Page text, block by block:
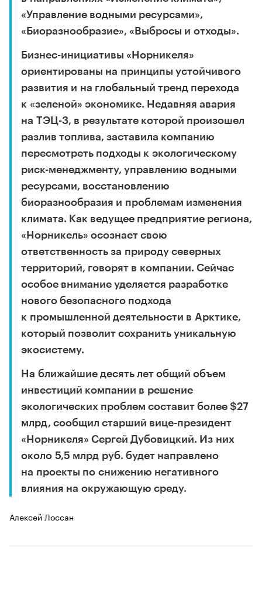
«Управление водными ресурсами»,
«Биоразнообразие», «Выбросы и отходы».
Бизнес-инициативы «Норникеля»
ориентированы на принципы устойчивого
развития и на глобальный тренд перехода
к «зеленой» экономике. Недавняя авария
на ТЭЦ-3, в результате которой произошел
разлив топлива, заставила компанию
пересмотреть подходы к экологическому
риск-менеджменту, управлению водными
ресурсами, восстановлению
биоразнообразия и проблемам изменения
климата. Как ведущее предприятие региона,
«Норникель» осознает свою
ответственность за природу северных
территорий, говорят в компании. Сейчас
особое внимание уделяется разработке
нового безопасного подхода
к промышленной деятельности в Арктике,
который позволит сохранить уникальную
экосистему.
На ближайшие десять лет общий объем
инвестиций компании в решение
экологических проблем составит более $27
млрд, сообщил старший вице-президент
«Норникеля» Сергей Дубовицкий. Из них
около 5,5 млрд руб. будет направлено
на проекты по снижению негативного
влияния на окружающую среду.
Алексей Лоссан